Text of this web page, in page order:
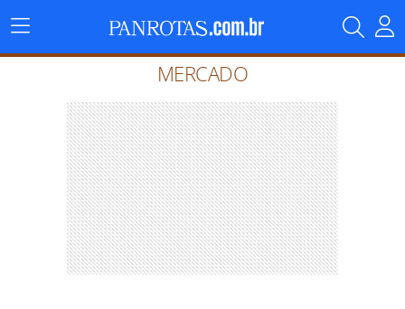
Menu
Principal
MERCADO